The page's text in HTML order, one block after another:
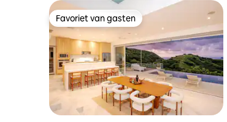
Favoriet van gasten
Favoriet van gasten